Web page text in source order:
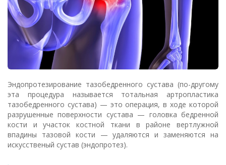
Эндопротезирование тазобедренного сустава (по-другому
эта процедура называется тотальная артропластика
тазобедренного сустава) — это операция,в ходе которой
разрушенные поверхности сустава — головка бедренной
кости и участок костной ткани в районе вертлужной
впадины тазовой кости — удаляются и заменяются на
искусственый сустав (эндопротез).